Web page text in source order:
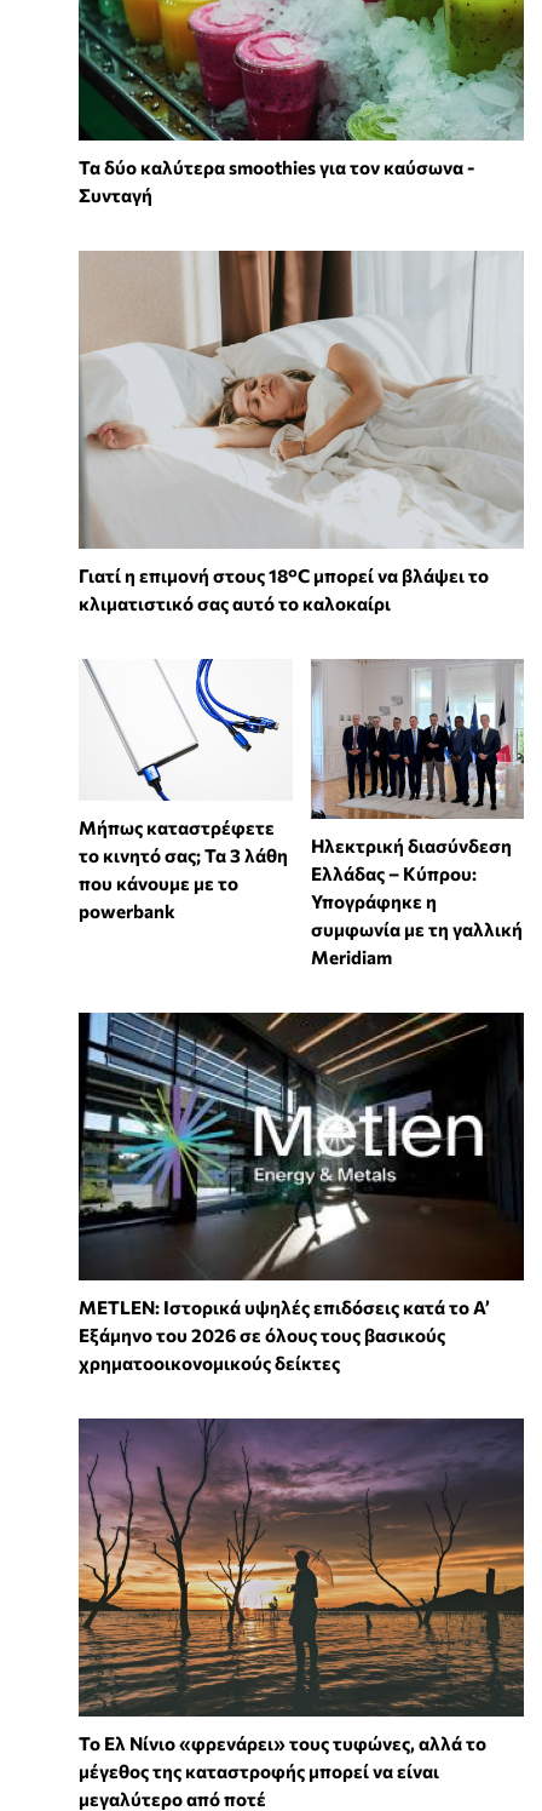
Τα δύο καλύτερα smoothies για τον καύσωνα -
Συνταγή
Γιατί η επιμονή στους 18°C μπορεί να βλάψει το
κλιματιστικό σας αυτό το καλοκαίρι
Μήπως καταστρέφετε
το κινητό σας; Τα 3 λάθη
που κάνουμε με το
powerbank
Ηλεκτρική διασύνδεση
Ελλάδας – Κύπρου:
Υπογράφηκε η
συμφωνία με τη γαλλική
Meridiam
METLEN: Ιστορικά υψηλές επιδόσεις κατά το Α’
Εξάμηνο του 2026 σε όλους τους βασικούς
χρηματοοικονομικούς δείκτες
Το Ελ Νίνιο «φρενάρει» τους τυφώνες, αλλά το
μέγεθος της καταστροφής μπορεί να είναι
μεγαλύτερο από ποτέ